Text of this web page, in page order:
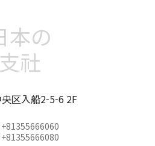
本の
支社
区入船2-5-6 2F